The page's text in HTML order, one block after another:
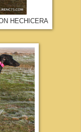
HECHICERA